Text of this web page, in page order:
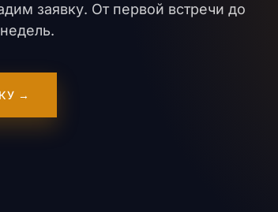
заявку. От первой встречи до
→